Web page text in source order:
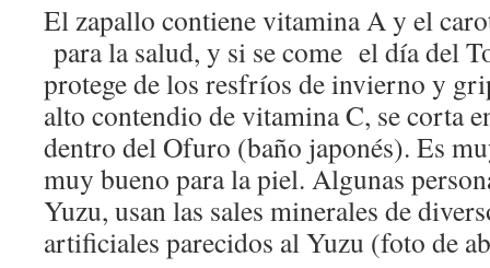
El zapallo contiene vitamina A y el
para la salud, y si se come el día del
protege de los resfríos de invierno y
alto contendio de vitamina C, se corta
dentro del Ofuro (baño japonés). Es
muy bueno para la piel. Algunas
Yuzu, usan las sales minerales de
artificiales parecidos al Yuzu (foto de